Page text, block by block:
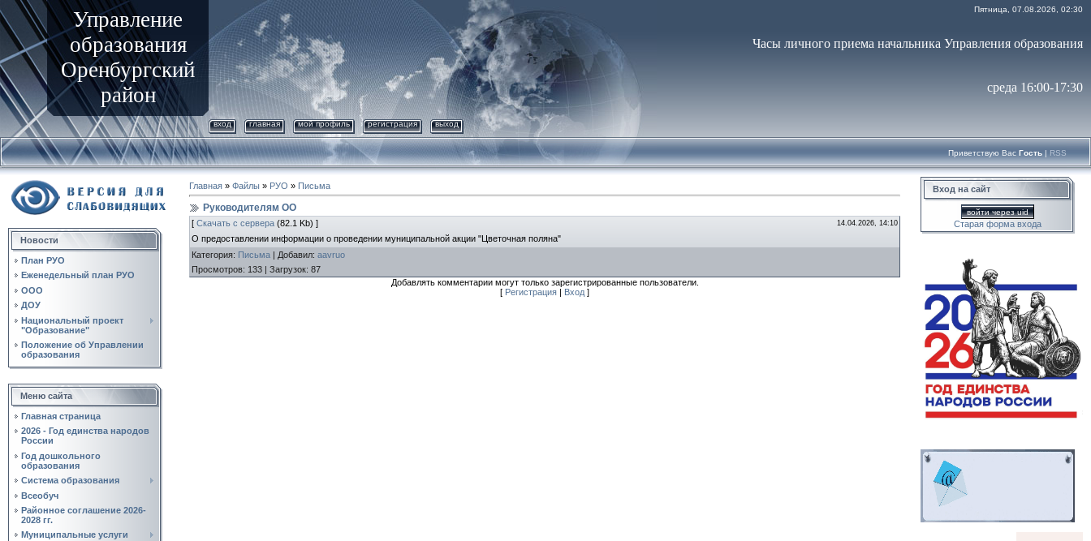
Управление
образования
Оренбургский
район
Пятница, 07.08.2026, 02:30
Часы личного приема начальника Управления образования
среда 16:00-17:30
вход главная мой профиль регистрация выход
Приветствую Вас Гость | RSS
Новости
План РУО
Еженедельный план РУО
ООО
ДОУ
Национальный проект
"Образование"
Положение об Управлении
образования
Меню сайта
Главная страница
2026 - Год единства народов
России
Год дошкольного
образования
Система образования
Всеобуч
Районное соглашение 2026-
2028 гг.
Муниципальные услуги
Главная » Файлы » РУО » Письма
Руководителям ОО
[ Скачать с сервера (82.1 Kb) ] 14.04.2026, 14:10
О предоставлении информации о проведении муниципальной акции "Цветочная поляна"
Категория: Письма | Добавил: aavruo
Просмотров: 133 | Загрузок: 87
Добавлять комментарии могут только зарегистрированные пользователи.
[ Регистрация | Вход ]
Вход на сайт
войти через uid
Старая форма входа